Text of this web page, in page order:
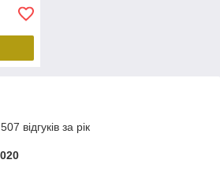
відгуків за рік